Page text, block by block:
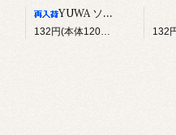
YUWA ソバカスキッズ Rough sketch（アイボリー）
132円(本体120円、税12円)